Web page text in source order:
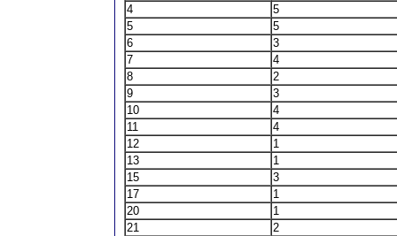
4
5
5
5
6
3
7
4
8
2
9
3
10
4
11
4
12
1
13
1
15
3
17
1
20
1
21
2